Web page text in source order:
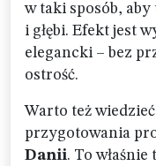
w taki sposób,
i głębi. Efekt jest
elegancki – bez
ostrość.
Warto też
przygotowania
Danii. To